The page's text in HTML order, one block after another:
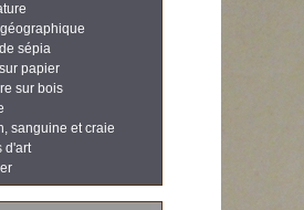
sépia
papier
sur bois
sanguine et craie
d'art